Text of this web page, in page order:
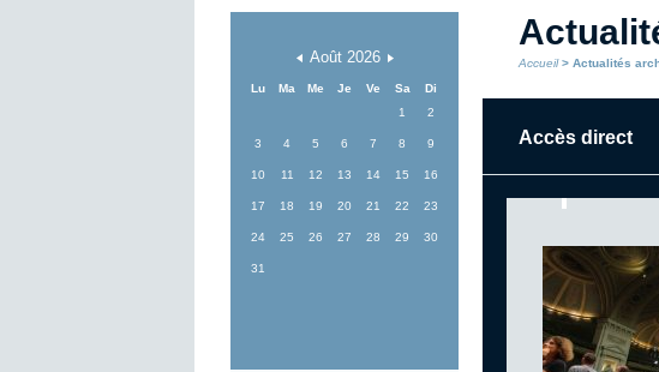
Août 2026
Lu Ma Me Je Ve Sa
Di
1
2
3 4 5 6 7 8 9
10 11 12 13 14 15 16
17 18 19 20 21 22 23
24 25 26 27 28 29 30
31
Accueil> Actualités
Accès direct